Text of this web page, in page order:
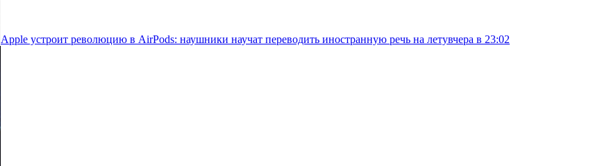
Apple устроит революцию в AirPods: наушники научат переводить иностранную речь на летувчера в 23:02